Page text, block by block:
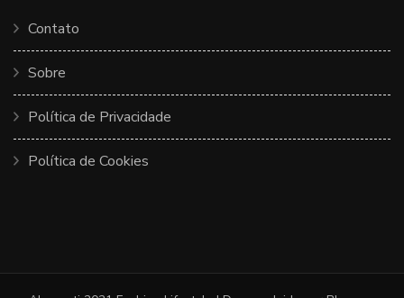
Contato
Sobre
Política de Privacidade
Política de Cookies